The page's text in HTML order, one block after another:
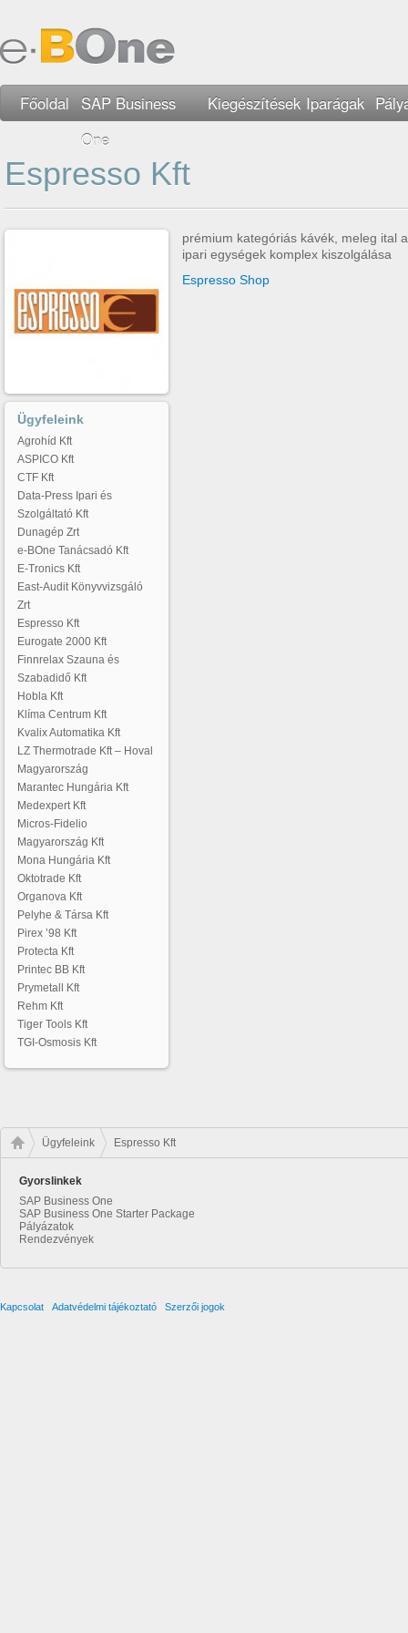
Főoldal
SAP Business
One
Kiegészítések Iparágak
Espresso Kft
prémium kategóriás kávék, meleg ital
ipari egységek komplex kiszolgálása
Espresso Shop
Ügyfeleink
Agrohíd Kft
ASPICO Kft
CTF Kft
Data-Press Ipari és
Szolgáltató Kft
Dunagép Zrt
e-BOne Tanácsadó Kft
E-Tronics Kft
East-Audit Könyvvizsgáló
Zrt
Espresso Kft
Eurogate 2000 Kft
Finnrelax Szauna és
Szabadidő Kft
Hobla Kft
Klíma Centrum Kft
Kvalix Automatika Kft
LZ Thermotrade Kft – Hoval
Magyarország
Marantec Hungária Kft
Medexpert Kft
Micros-Fidelio
Magyarország Kft
Mona Hungária Kft
Oktotrade Kft
Organova Kft
Pelyhe & Társa Kft
Pirex ’98 Kft
Protecta Kft
Printec BB Kft
Prymetall Kft
Rehm Kft
Tiger Tools Kft
TGI-Osmosis Kft
Ügyfeleink Espresso Kft
Gyorslinkek
SAP Business One
SAP Business One Starter Package
Pályázatok
Rendezvények
Kapcsolat Adatvédelmi tájékoztató Szerzői jogok